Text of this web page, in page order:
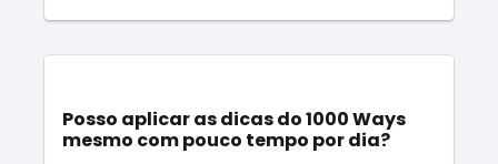
Posso aplicar as dicas do 1000 Ways
mesmo com pouco tempo por dia?